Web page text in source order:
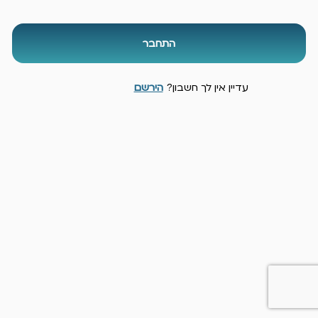
התחבר
עדיין אין לך חשבון? הירשם